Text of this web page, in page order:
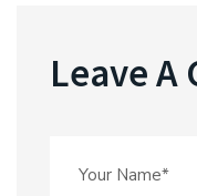
Leave A